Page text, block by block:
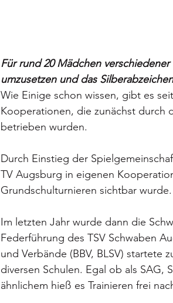
Für rund 20 Mädchen
umzusetzen und das
Wie Einige schon wissen, gibt es
Kooperationen, die zunächst durch
betrieben wurden.
Durch Einstieg der
TV Augsburg in eigenen
Grundschulturnieren sichtbar wurde.
Im letzten Jahr wurde dann die
Federführung des TSV Schwaben
und Verbände (BBV, BLSV) startete
diversen Schulen. Egal ob als
ähnlichem hieß es Trainieren frei